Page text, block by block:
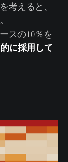
考えると、
スの10％を
に採用して